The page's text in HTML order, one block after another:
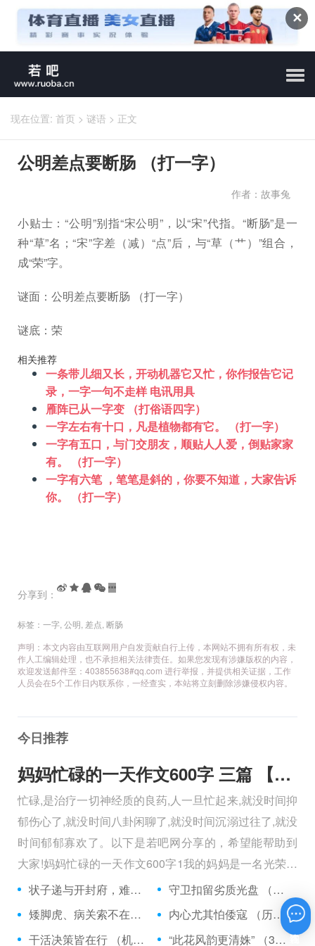
✕
现在位置: 首页 > 谜语 > 正文
公明差点要断肠 （打一字）
作者：故事兔
小贴士：“公明”别指“宋公明”，以“宋”代指。“断肠”是一
种“草”名；“宋”字差（减）“点”后，与“草（艹）”组合，
成“荣”字。
谜面：公明差点要断肠 （打一字）
谜底：荣
相关推荐
一条带儿细又长，开动机器它又忙，你作报告它记
录，一字一句不走样 电讯用具
雁阵已从一字变 （打俗语四字）
一字左右有十口，凡是植物都有它。 （打一字）
一字有五口，与门交朋友，顺贴人人爱，倒贴家家
有。 （打一字）
一字有六笔 ，笔笔是斜的，你要不知道，大家告诉
你。 （打一字）
分享到：
标签： 一字 公明 差点 断肠
声明：本文内容由互联网用户自发贡献自行上传，本网站不拥有所有权，未
作人工编辑处理，也不承担相关法律责任。如果您发现有涉嫌版权的内容，
欢迎发送邮件至：403855638#qq.com 进行举报，并提供相关证据，工作
人员会在5个工作日内联系你，一经查实，本站将立刻删除涉嫌侵权内容。
今日推荐
妈妈忙碌的一天作文600字 三篇 【600字】
忙碌,是治疗一切神经质的良药,人一旦忙起来,就没时间抑
郁伤心了,就没时间八卦闲聊了,就没时间沉溺过往了,就没
时间郁郁寡欢了。以下是若吧网分享的，希望能帮助到
大家!妈妈忙碌的一天作文600字1我的妈妈是一名光荣的
人民警察，她总有做不完的事情。
状子递与开封府，难忍怒气心中生 （5字口语）
守卫扣留劣质光盘 （5字常言）
矮脚虎、病关索不在，智多星、行者前往此处 （七字俗语）
内心尤其怕倭寇 （历法用语一卷帘）
干活决策皆在行 （机构简称二）
“此花风韵更清姝” （3字手机品牌）